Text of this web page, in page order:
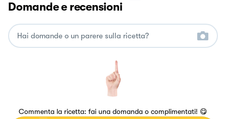
Domande e recensioni
Commenta la ricetta: fai una domanda o complimentati! 😋